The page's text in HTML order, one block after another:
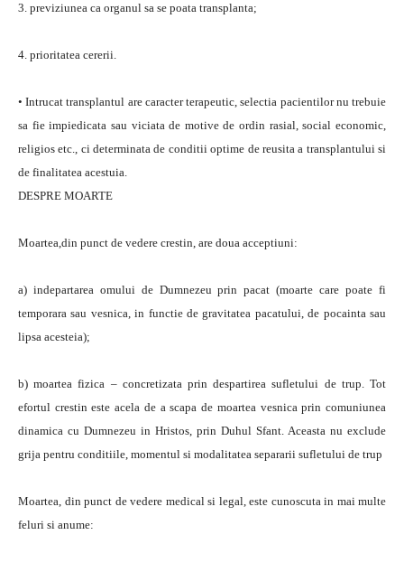
3. previziunea ca organul sa se poata transplanta;
4. prioritatea cererii.
• Intrucat transplantul are caracter terapeutic, selectia pacientilor nu trebuie
sa fie impiedicata sau viciata de motive de ordin rasial, social economic,
religios etc., ci determinata de conditii optime de reusita a transplantului si
de finalitatea acestuia.
DESPRE MOARTE
Moartea,din punct de vedere crestin, are doua acceptiuni:
a) indepartarea omului de Dumnezeu prin pacat (moarte care poate fi
temporara sau vesnica, in functie de gravitatea pacatului, de pocainta sau
lipsa acesteia);
b) moartea fizica – concretizata prin despartirea sufletului de trup. Tot
efortul crestin este acela de a scapa de moartea vesnica prin comuniunea
dinamica cu Dumnezeu in Hristos, prin Duhul Sfant. Aceasta nu exclude
grija pentru conditiile, momentul si modalitatea separarii sufletului de trup
Moartea, din punct de vedere medical si legal, este cunoscuta in mai multe
feluri si anume: